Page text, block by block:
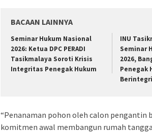
BACAAN LAINNYA
Seminar Hukum Nasional
2026: Ketua DPC PERADI
Tasikmalaya Soroti Krisis
Integritas Penegak Hukum
INU
Seminar
2026,
Penegak
“Penanaman pohon oleh calon pengantin
komitmen awal membangun rumah